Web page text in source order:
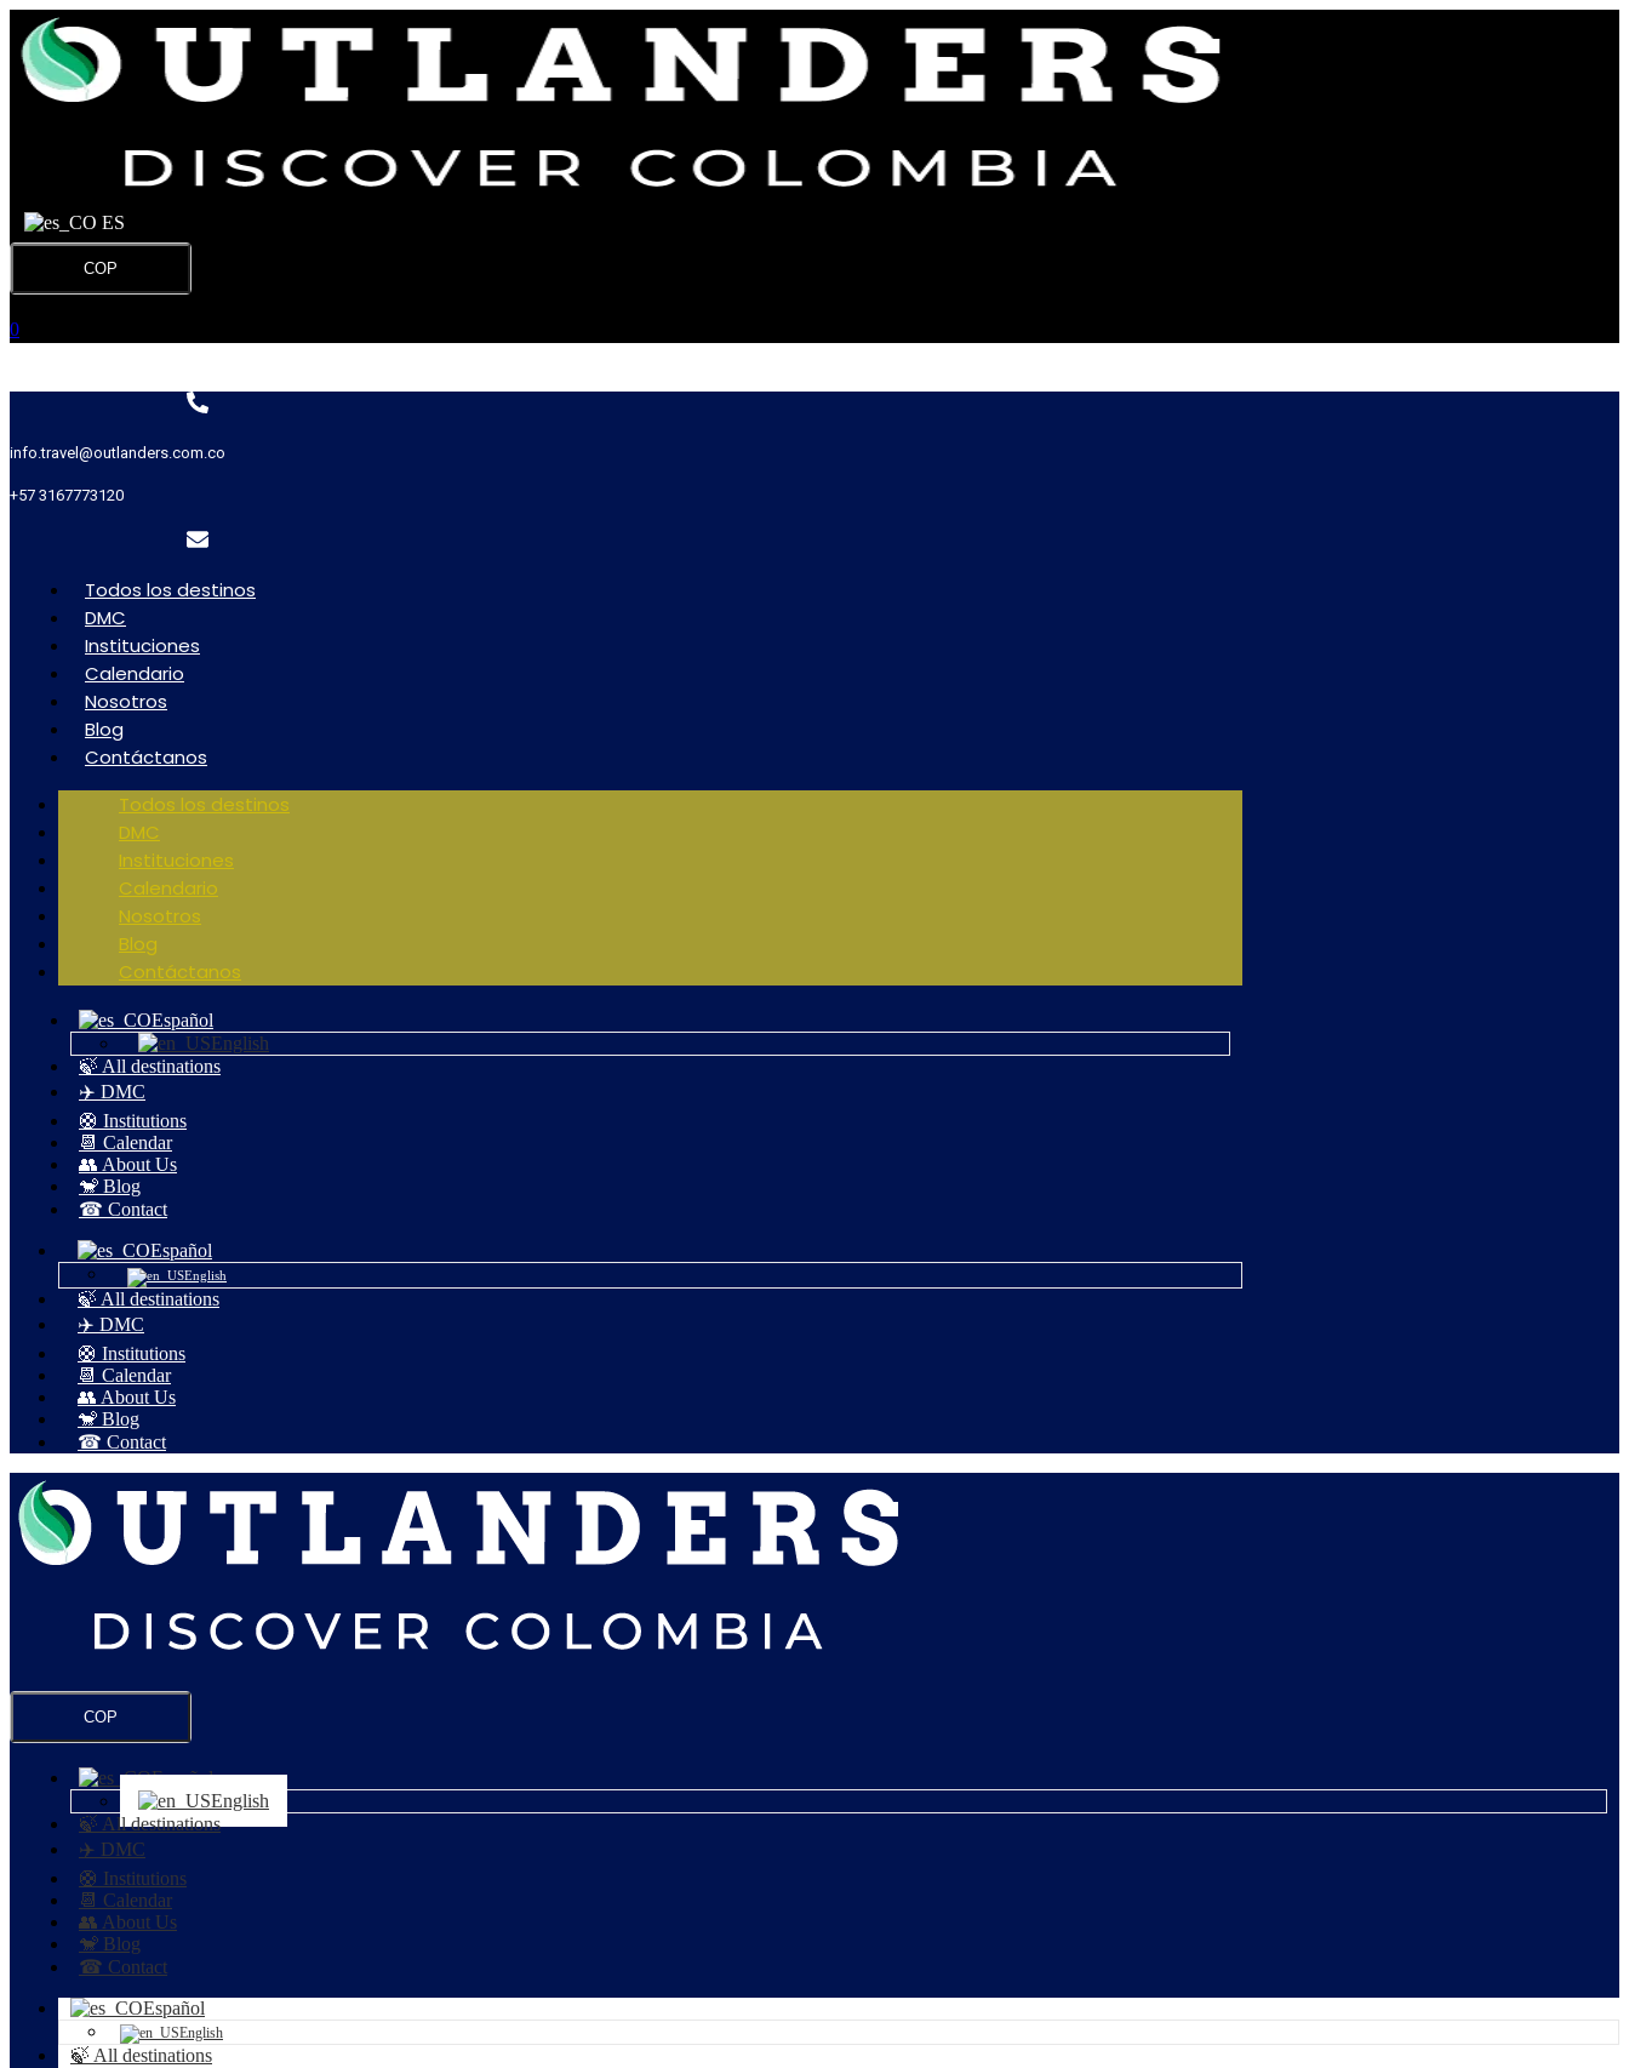
ES
COP
0
info.travel@outlanders.com.co
+57 3167773120
Todos los destinos
DMC
Instituciones
Calendario
Nosotros
Blog
Contáctanos
Todos los destinos
DMC
Instituciones
Calendario
Nosotros
Blog
Contáctanos
Español
English
🍃 All destinations
✈️ DMC
🛟 Institutions
📆 Calendar
👥 About Us
🐒 Blog
☎ Contact
Español
English
🍃 All destinations
✈️ DMC
🛟 Institutions
📆 Calendar
👥 About Us
🐒 Blog
☎ Contact
COP
Español
English
🍃 All destinations
✈️ DMC
🛟 Institutions
📆 Calendar
👥 About Us
🐒 Blog
☎ Contact
Español
English
🍃 All destinations